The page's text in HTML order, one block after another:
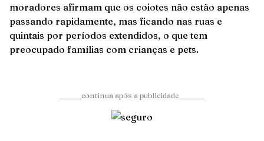
moradores afirmam que os coiotes não estão apenas
passando rapidamente, mas ficando nas ruas e
quintais por períodos extendidos, o que tem
preocupado famílias com crianças e pets.
______continua após a publicidade_______